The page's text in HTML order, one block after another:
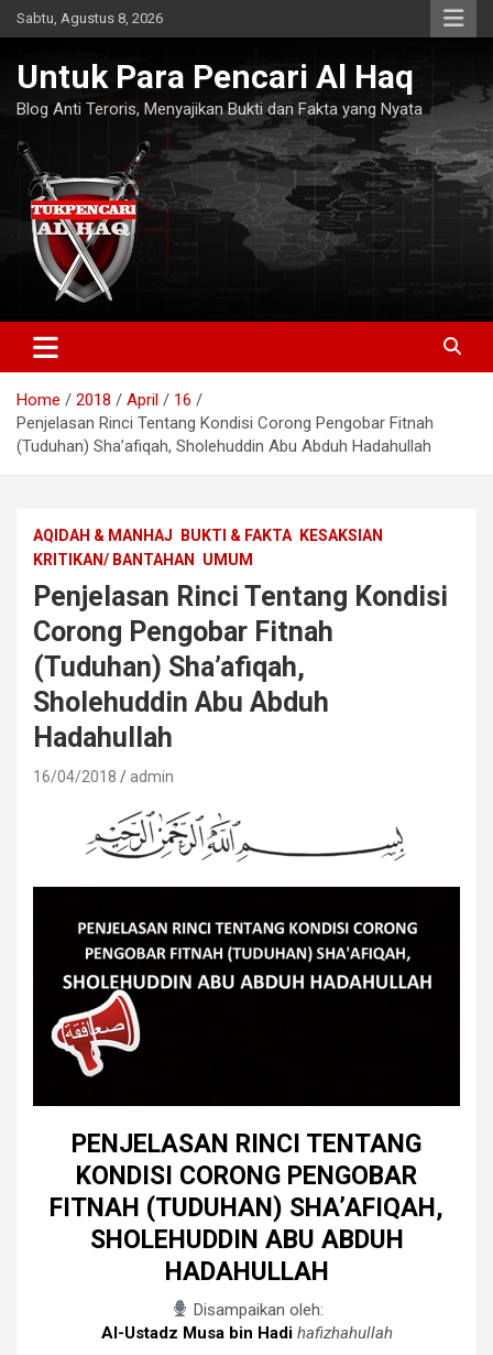
Skip
to
Sabtu, Agustus 8, 2026
Untuk Para Pencari Al Haq
Blog Anti Teroris, Menyajikan Bukti dan Fakta yang Nyata
Home 2018 April
16
Penjelasan Rinci Tentang Kondisi Corong Pengobar Fitnah
(Tuduhan) Sha’afiqah, Sholehuddin Abu Abduh Hadahullah
AQIDAH & MANHAJ BUKTI & FAKTA
KESAKSIAN
KRITIKAN/ BANTAHAN
UMUM
Penjelasan Rinci Tentang Kondisi
Corong Pengobar Fitnah
(Tuduhan) Sha’afiqah,
Sholehuddin Abu Abduh
Hadahullah
16/04/2018 admin
PENJELASAN RINCI TENTANG
KONDISI CORONG PENGOBAR
FITNAH (TUDUHAN) SHA’AFIQAH,
SHOLEHUDDIN ABU ABDUH
HADAHULLAH
Disampaikan oleh:
Al-Ustadz Musa bin Hadi hafizhahullah